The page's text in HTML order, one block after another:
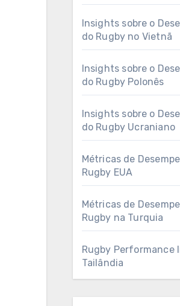
Insights sobre o
do Rugby no Vietnã
Insights sobre o
do Rugby Polonês
Insights sobre o
do Rugby Ucraniano
Métricas de
Rugby EUA
Métricas de
Rugby na Turquia
Rugby Performance
Tailândia